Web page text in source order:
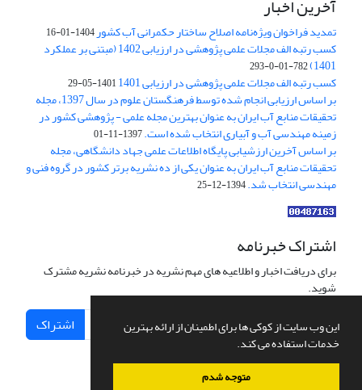
این وب سایت از کوکی ها برای اطمینان از ارائه بهترین
خدمات استفاده می کند.
متوجه شدم
آخرین اخبار
تمدید فراخوان ویژه‌نامه اصلاح ساختار حکمرانی آب کشور1404-01-16
کسب رتبه الف مجلات علمی پژوهشی در ارزیابی 1402 (مبتنی بر عملکرد
1401)
782-01-0-293
کسب رتبه الف مجلات علمی پژوهشی در ارزیابی 1401 1401-05-29
بر اساس ارزیابی انجام شده توسط فرهنگستان علوم در سال 1397، مجله
تحقیقات منابع آب ایران به عنوان بهترین مجله علمی - پژوهشی کشور در
زمینه مهندسی آب و آبیاری انتخاب شده است.1397-11-01
بر اساس آخرین ارزشیابی پایگاه اطلاعات علمی جهاد دانشگاهی، مجله
تحقیقات منابع آب ایران به عنوان یکی از ده نشریه برتر کشور در گروه فنی و
مهندسی انتخاب شد.1394-12-25
اشتراک خبرنامه
برای دریافت اخبار و اطلاعیه های مهم نشریه در خبرنامه نشریه مشترک
شوید.
اشتراک